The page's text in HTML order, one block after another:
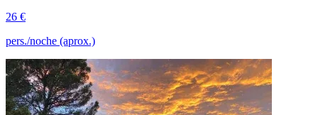
26 €
pers./noche (aprox.)